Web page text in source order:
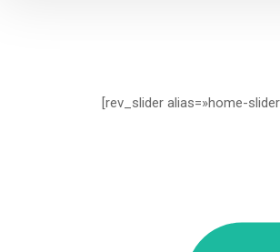
[rev_slider alias=»home-